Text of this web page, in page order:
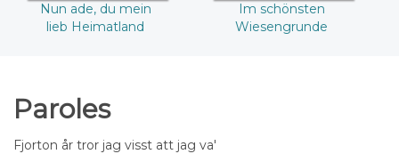
Nun ade, du mein
lieb Heimatland
Im schönsten
Wiesengrunde
Paroles
Fjorton år tror jag visst att jag va'